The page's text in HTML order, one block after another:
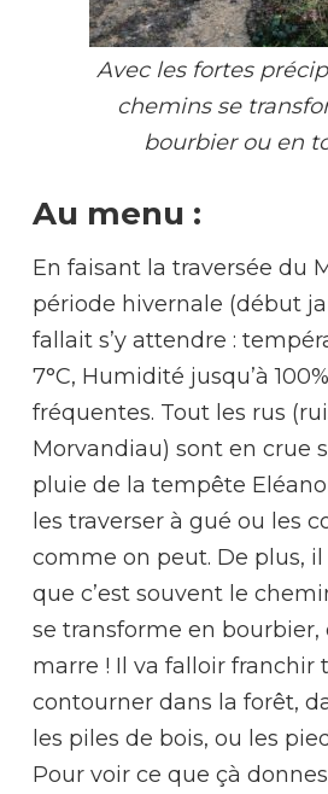
Avec les fortes
chemins se
bourbier ou en
Au menu :
En faisant la traversée du
période hivernale (début
fallait s’y attendre :
7°C, Humidité jusqu’à
fréquentes. Tout les rus
Morvandiau) sont en crue
pluie de la tempête
les traverser à gué ou les
comme on peut. De plus,
que c’est souvent le
se transforme en
marre ! Il va falloir franchir
contourner dans la forêt,
les piles de bois, ou les
Pour voir ce que çà